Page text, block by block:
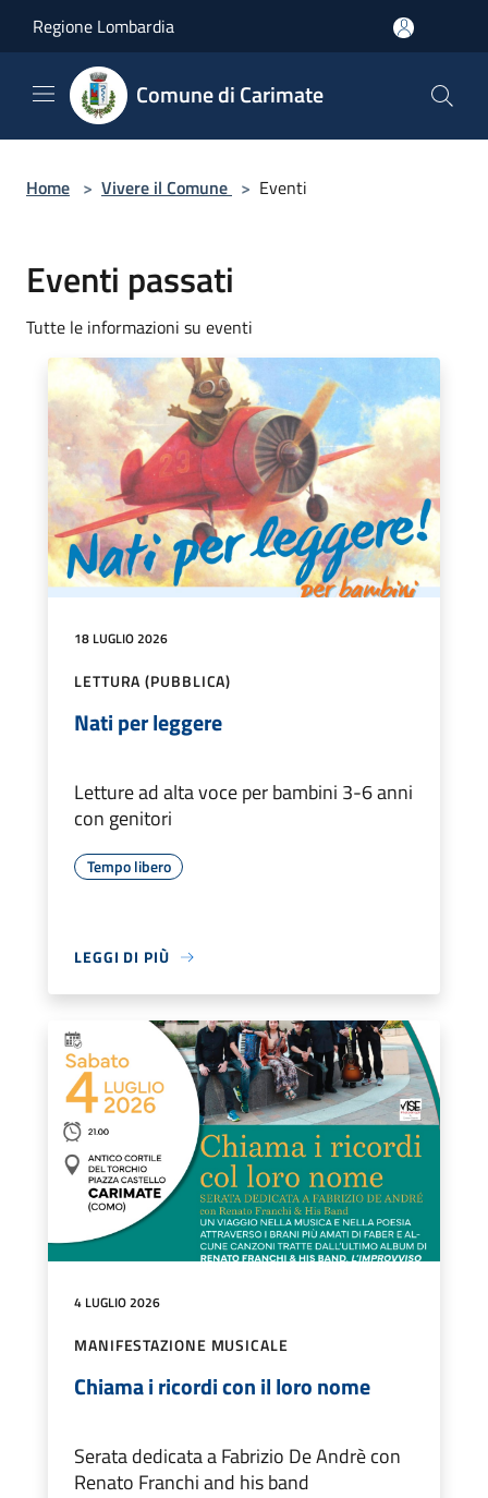
Regione Lombardia
Comune di Carimate
Home > Vivere il Comune > Eventi
Eventi passati
Tutte le informazioni su eventi
18 LUGLIO 2026
LETTURA (PUBBLICA)
Nati per leggere
Letture ad alta voce per bambini 3-6 anni
con genitori
Tempo libero
LEGGI DI PIÙ
4 LUGLIO 2026
MANIFESTAZIONE MUSICALE
Chiama i ricordi con il loro nome
Serata dedicata a Fabrizio De Andrè con
Renato Franchi and his band